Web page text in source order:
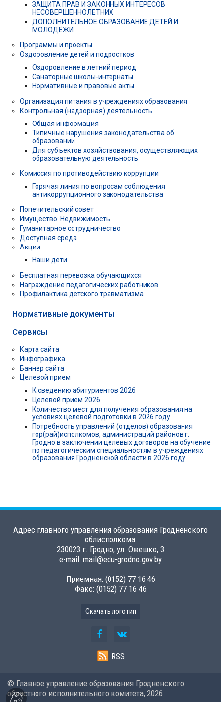
ЗАЩИТА ПРАВ И ЗАКОННЫХ ИНТЕРЕСОВ
НЕСОВЕРШЕННОЛЕТНИХ
ДОПОЛНИТЕЛЬНОЕ ОБРАЗОВАНИЕ ДЕТЕЙ И
МОЛОДЁЖИ
Программы и проекты
Оздоровление детей и подростков
Оздоровление в летний период
Санаторные школы-интернаты
Нормативные и правовые акты
Организация питания в учреждениях образования
Контрольная (надзорная) деятельность
Общая информация
Типичные нарушения законодательства об
образовании
Для субъектов хозяйствования, осуществляющих
образовательную деятельность
Комиссия по противодействию коррупции
Горячая линия по вопросам соблюдения
антикоррупционного законодательства
Попечительский совет
Имущество. Недвижимость
Гуманитарное сотрудничество
Доступная среда
Акции
Наши дети
Бесплатная перевозка обучающихся
Награждение педагогических работников
Профилактика детского травматизма
Нормативные документы
Сервисы
Карта сайта
Инфографика
Баннер сайта
Целевой прием
К сведению абитуриентов 2026
Целевой прием 2026
Количество мест для получения образования на
условиях целевой подготовки в 2026 году
Потребность управлений (отделов) образования
гор(рай)исполкомов, администраций районов г.
Гродно в заключении целевых договоров на обучение
по педагогическим специальностям в учреждениях
образования Гродненской области в 2026 году
Адрес главного управления образования Гродненского
облисполкома:
230023 г. Гродно, ул. Ожешко, 3
e-mail: mail@edu-grodno.gov.by
Приемная: (0152) 77 16 46
Факс: (0152) 77 16 46
Скачать логотип
RSS
© Главное управление образования Гродненского
областного исполнительного комитета, 2026